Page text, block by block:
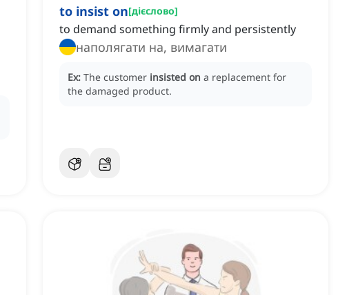
to insist on[дієслово]
to demand something firmly and persistently
наполягати на, вимагати
Ex: The customer insisted on a replacement for
the damaged product.